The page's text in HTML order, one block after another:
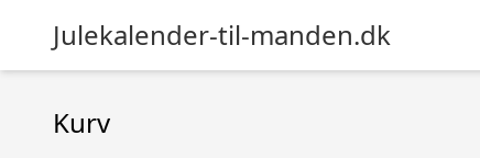
Julekalender-til-manden.dk
Kurv